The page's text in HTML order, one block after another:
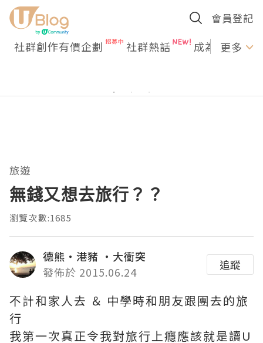
會員登記
社群創作有價企劃 社群熱話 成為U更多
旅遊
無錢又想去旅行？？
瀏覽次數:1685
德熊・港豬 ・大衝突
發佈於 2015.06.24
追蹤
不計和家人去 ＆ 中學時和朋友跟團去的旅
行
我第一次真正令我對旅行上癮應該就是讀U